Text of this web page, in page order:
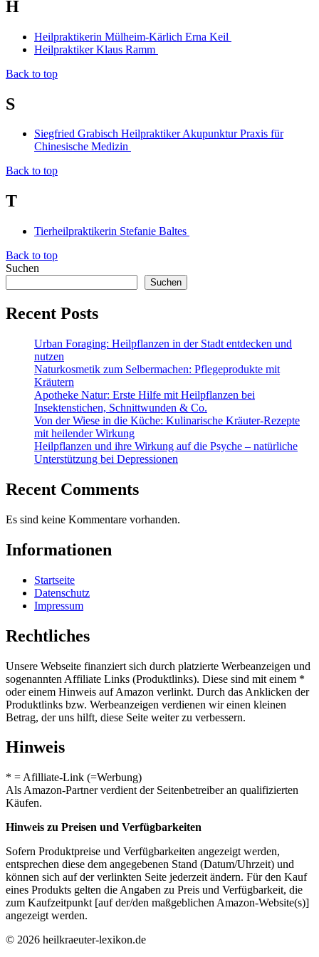
H
Heilpraktikerin Mülheim-Kärlich Erna Keil
Heilpraktiker Klaus Ramm
Back to top
S
Siegfried Grabisch Heilpraktiker Akupunktur Praxis für
Chinesische Medizin
Back to top
T
Tierheilpraktikerin Stefanie Baltes
Back to top
Suchen
Suchen
Recent Posts
Urban Foraging: Heilpflanzen in der Stadt entdecken und
nutzen
Naturkosmetik zum Selbermachen: Pflegeprodukte mit
Kräutern
Apotheke Natur: Erste Hilfe mit Heilpflanzen bei
Insektenstichen, Schnittwunden & Co.
Von der Wiese in die Küche: Kulinarische Kräuter-Rezepte
mit heilender Wirkung
Heilpflanzen und ihre Wirkung auf die Psyche – natürliche
Unterstützung bei Depressionen
Recent Comments
Es sind keine Kommentare vorhanden.
Informationen
Startseite
Datenschutz
Impressum
Rechtliches
Unsere Webseite finanziert sich durch platzierte Werbeanzeigen und
sogenannten Affiliate Links (Produktlinks). Diese sind mit einem *
oder einem Hinweis auf Amazon verlinkt. Durch das Anklicken der
Produktlinks bzw. Werbeanzeigen verdienen wir einen kleinen
Betrag, der uns hilft, diese Seite weiter zu verbessern.
Hinweis
* = Afilliate-Link (=Werbung)
Als Amazon-Partner verdient der Seitenbetreiber an qualifizierten
Käufen.
Hinweis zu Preisen und Verfügbarkeiten
Sofern Produktpreise und Verfügbarkeiten angezeigt werden,
entsprechen diese dem angegebenen Stand (Datum/Uhrzeit) und
können sich auf der verlinkten Seite jederzeit ändern. Für den Kauf
eines Produkts gelten die Angaben zu Preis und Verfügbarkeit, die
zum Kaufzeitpunkt [auf der/den maßgeblichen Amazon-Website(s)]
angezeigt werden.
© 2026 heilkraeuter-lexikon.de